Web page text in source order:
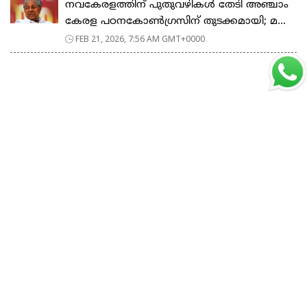
നവകേരളത്തിന് പുതുവഴികൾ തേടി അഞ്ചാം
കേരള പഠനകോൺഗ്രസിന് തുടക്കമായി; മ...
FEB 21, 2026, 7:56 AM GMT+0000